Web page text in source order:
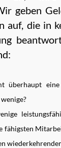
geben
auf, die in
überhaupt eine
fähigsten